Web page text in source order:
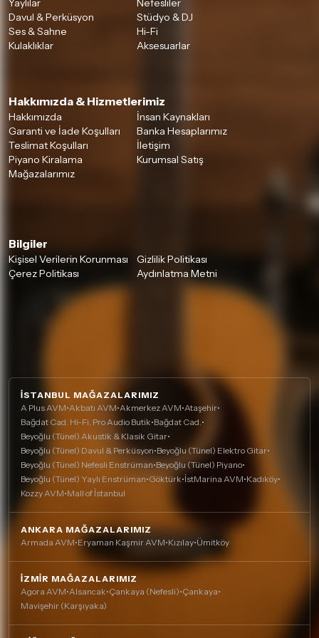
Yaylılar
Nefesliler
Davul & Perküsyon
Stüdyo & DJ
Ses & Sahne
Hi-Fi
Kulaklıklar
Aksesuarlar
Hakkımızda & Hizmetlerimiz
Hakkımızda
İnsan Kaynakları
Garanti ve İade Koşulları
Banka Hesaplarımız
Teslimat Koşulları
İletişim
Piyano Kiralama
Kurumsal Satış
Mağazalarımız
Bilgiler
Kişisel Verilerin Korunması
Gizlilik Politikası
Çerez Politikası
Aydınlatma Metni
İSTANBUL MAĞAZALARIMIZ
A Plus AVM•Akbatı AVM•Akmerkez AVM•Ataşehir•
Bağdat Cad. Hi-Fi, Pro Audio Butik•Bağdat Cad.•
Beyoğlu (Tünel) Akustik & Klasik Gitar•
Beyoğlu (Tünel) Davul & Perküsyon•Beyoğlu (Tünel) Elektro Gitar•
Beyoğlu (Tünel) Nefesli Enstrüman•Beyoğlu (Tünel) Piyano•
Beyoğlu (Tünel) Yaylı Enstrüman•Göktürk•İstMarina AVM•Kadıköy•
Kozzy AVM•Mall of İstanbul
ANKARA MAĞAZALARIMIZ
Armada AVM•Eryaman Kaşmir AVM•Kızılay•Ümitköy
İZMIR MAĞAZALARIMIZ
Agora AVM•Alsancak•Çankaya (Nefesli)•Çankaya•
Mavişehir (Karşıyaka)